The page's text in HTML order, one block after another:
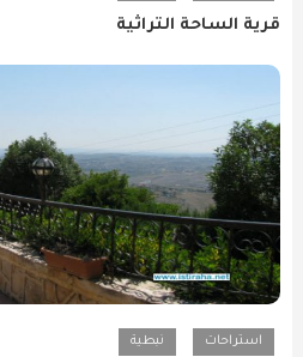
قرية الساحة التراثية
استراحات نبطية